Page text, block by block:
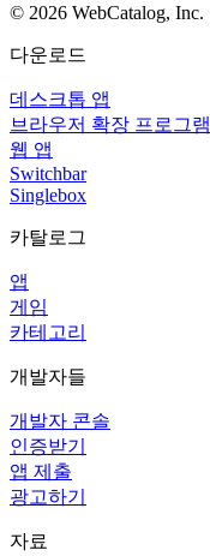
© 2026 WebCatalog, Inc.
다운로드
데스크톱 앱
브라우저 확장 프로그램
웹 앱
Switchbar
Singlebox
카탈로그
앱
게임
카테고리
개발자들
개발자 콘솔
인증받기
앱 제출
광고하기
자료